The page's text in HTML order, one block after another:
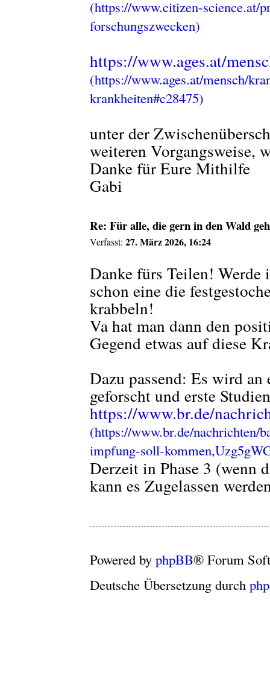
https://www.ages.at/
unter der
weiteren Vorgangsweise,
Danke für Eure Mithilfe
Gabi
Re: Für alle, die gern in den Wald
Verfasst:27. März 2026, 16:24
Danke fürs Teilen! Werde
schon eine die
krabbeln!
Va hat man dann den
Gegend etwas auf diese
Dazu passend: Es wird
geforscht und erste
https://www.br.de/
Derzeit in Phase 3 (wenn
kann es Zugelassen
Powered byphpBB® Forum
Deutsche Übersetzung durch